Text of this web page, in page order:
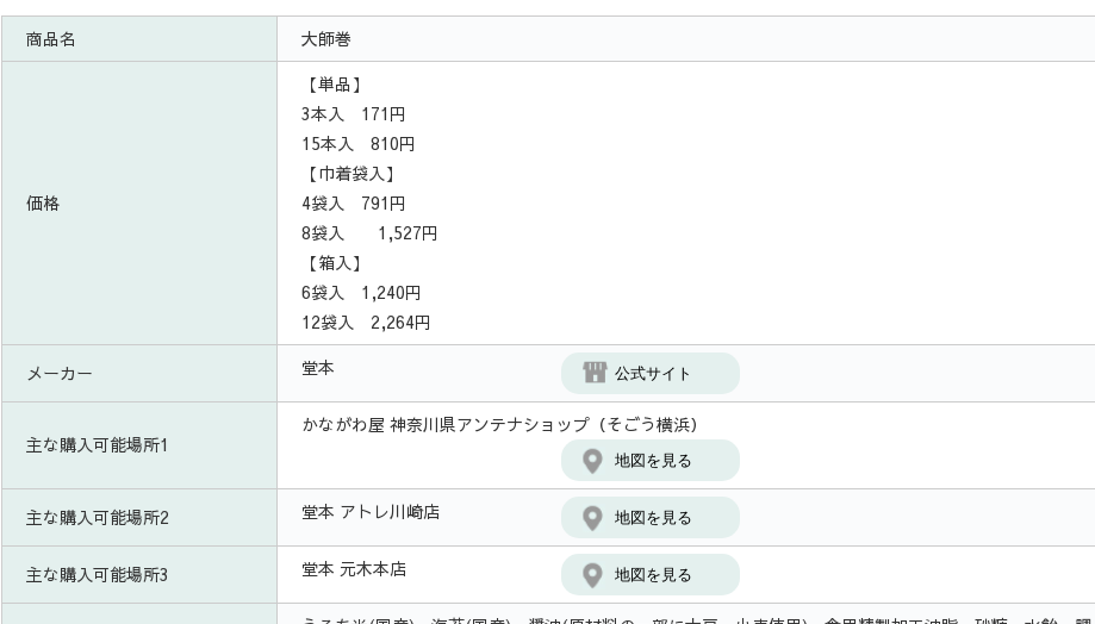
商品名 大師巻
価格
【単品】
3本入 171円
15本入 810円
【巾着袋入】
4袋入 791円
8袋入 1,527円
【箱入】
6袋入 1,240円
12袋入 2,264円
メーカー 堂本 公式サイト
主な購入可能場所1
かながわ屋 神奈川県アンテナショップ（そごう横浜）
地図を見る
主な購入可能場所2 堂本 アトレ川崎店 地図を見る
主な購入可能場所3 堂本 元木本店 地図を見る